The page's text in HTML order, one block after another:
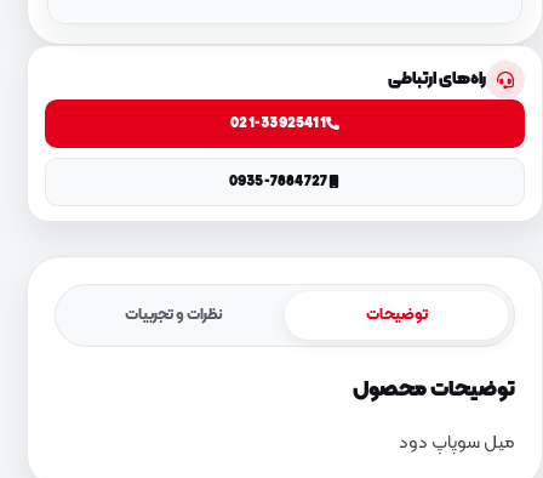
راه‌های ارتباطی
021-33925411
0935-7884727
توضیحات نظرات و تجربیات
توضیحات محصول
میل سوپاپ دود